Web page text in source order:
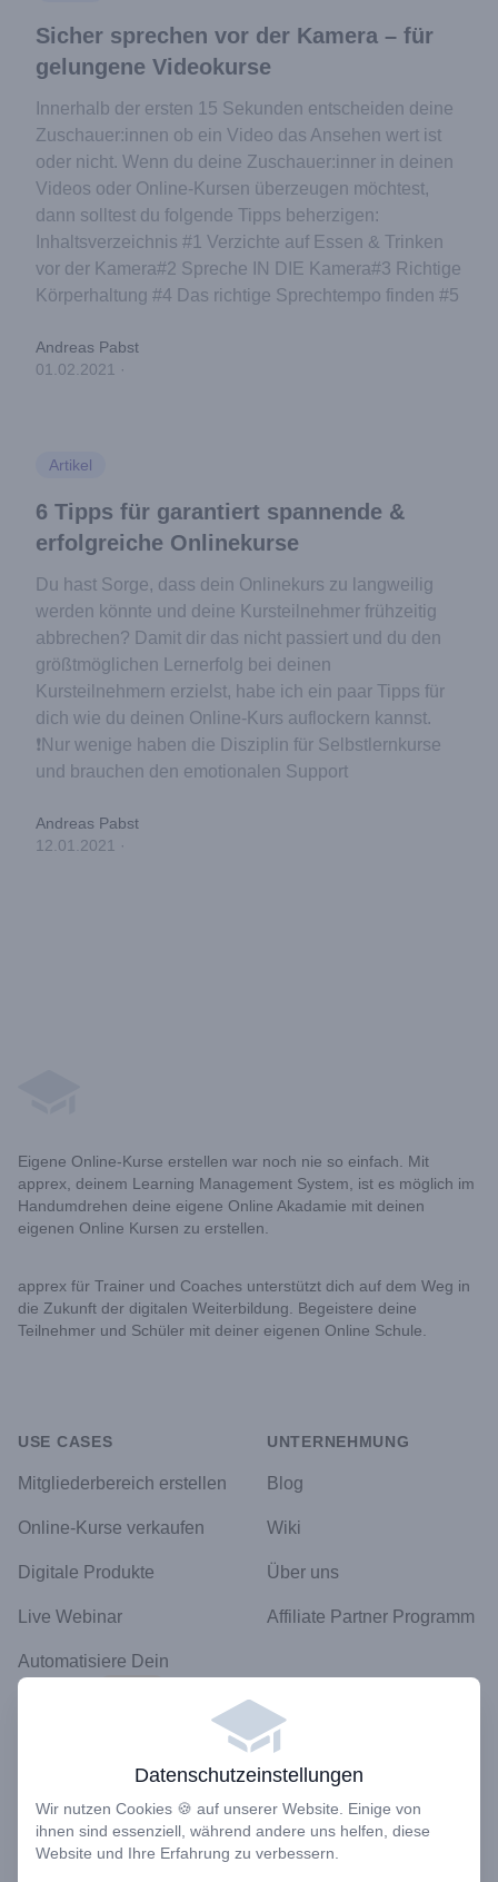
Sicher sprechen vor der Kamera – für
gelungene Videokurse
Innerhalb der ersten 15 Sekunden entscheiden deine
Zuschauer:innen ob ein Video das Ansehen wert ist
oder nicht. Wenn du deine Zuschauer:inner in deinen
Videos oder Online-Kursen überzeugen möchtest,
dann solltest du folgende Tipps beherzigen:
Inhaltsverzeichnis #1 Verzichte auf Essen & Trinken
vor der Kamera#2 Spreche IN DIE Kamera#3 Richtige
Körperhaltung #4 Das richtige Sprechtempo finden #5
Andreas Pabst
01.02.2021 ·
Artikel
6 Tipps für garantiert spannende &
erfolgreiche Onlinekurse
Du hast Sorge, dass dein Onlinekurs zu langweilig
werden könnte und deine Kursteilnehmer frühzeitig
abbrechen? Damit dir das nicht passiert und du den
größtmöglichen Lernerfolg bei deinen
Kursteilnehmern erzielst, habe ich ein paar Tipps für
dich wie du deinen Online-Kurs auflockern kannst.
❗️Nur wenige haben die Disziplin für Selbstlernkurse
und brauchen den emotionalen Support
Andreas Pabst
12.01.2021 ·
Eigene Online-Kurse erstellen war noch nie so einfach. Mit
apprex, deinem Learning Management System, ist es möglich im
Handumdrehen deine eigene Online Akadamie mit deinen
eigenen Online Kursen zu erstellen.
apprex für Trainer und Coaches unterstützt dich auf dem Weg in
die Zukunft der digitalen Weiterbildung. Begeistere deine
Teilnehmer und Schüler mit deiner eigenen Online Schule.
USE CASES
Mitgliederbereich erstellen
Online-Kurse verkaufen
Digitale Produkte
Live Webinar
Automatisiere Dein
Business
Preise
Hilfecenter
UNTERNEHMUNG
Blog
Wiki
Über uns
Affiliate Partner Programm
Datenschutz
Bedingungen
Kontakt
Datenschutzeinstellungen
Wir nutzen Cookies 🍪 auf unserer Website. Einige von
ihnen sind essenziell, während andere uns helfen, diese
Website und Ihre Erfahrung zu verbessern.